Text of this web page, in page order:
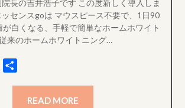
長の吉井浩子です この度新しく導入しま
ッセンスgoは マウスピース不要で、1日90
白くなる、手軽で簡単なホームホワイト
来のホームホワイトニング…
Line
READ MORE